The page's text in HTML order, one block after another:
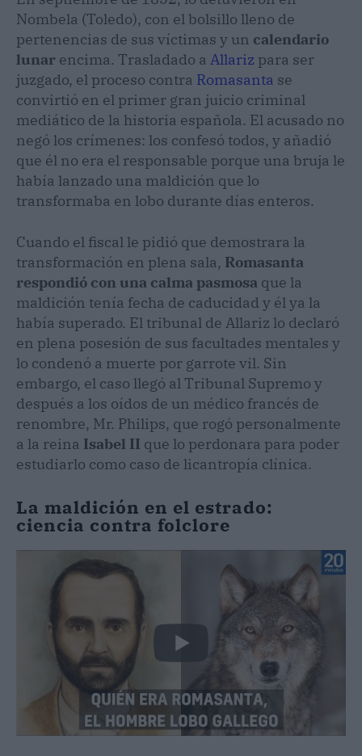
Nombela (Toledo), con el bolsillo lleno de
pertenencias de sus víctimas y un calendario
lunar encima. Trasladado a Allariz para ser
juzgado, el proceso contra Romasanta se
convirtió en el primer gran juicio criminal
mediático de la historia española. El acusado no
negó los crímenes: los confesó todos, y añadió
que él no era el responsable porque una bruja le
había lanzado una maldición que lo
transformaba en lobo durante días enteros.
Cuando el fiscal le pidió que demostrara la
transformación en plena sala, Romasanta
respondió con una calma pasmosa que la
maldición tenía fecha de caducidad y él ya la
había superado. El tribunal de Allariz lo declaró
en plena posesión de sus facultades mentales y
lo condenó a muerte por garrote vil. Sin
embargo, el caso llegó al Tribunal Supremo y
después a los oídos de un médico francés de
renombre, Mr. Philips, que rogó personalmente
a la reina Isabel II que lo perdonara para poder
estudiarlo como caso de licantropía clínica.
La maldición en el estrado:
ciencia contra folclore